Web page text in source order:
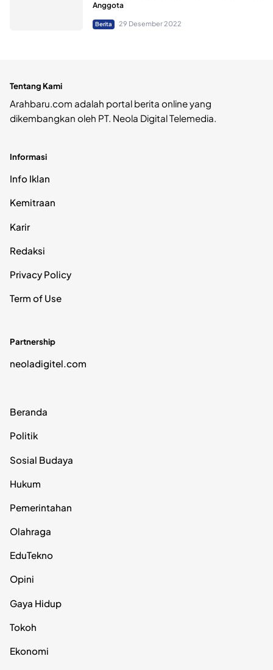
Anggota
Berita 29 Desember 2022
Tentang Kami
Arahbaru.com adalah portal berita online yang
dikembangkan oleh PT. Neola Digital Telemedia.
Informasi
Info Iklan
Kemitraan
Karir
Redaksi
Privacy Policy
Term of Use
Partnership
neoladigitel.com
Beranda
Politik
Sosial Budaya
Hukum
Pemerintahan
Olahraga
EduTekno
Opini
Gaya Hidup
Tokoh
Ekonomi